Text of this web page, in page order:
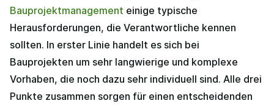
Bauprojektmanagement einige typische
Herausforderungen, die Verantwortliche kennen
sollten. In erster Linie handelt es sich bei
Bauprojekten um sehr langwierige und komplexe
Vorhaben, die noch dazu sehr individuell sind. Alle drei
Punkte zusammen sorgen für einen entscheidenden